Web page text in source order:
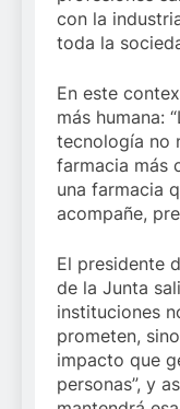
con la
toda la
En este
más humana:
tecnología no
farmacia más
una farmacia
acompañe,
El presidente
de la Junta
instituciones
prometen,
impacto que
personas”, y